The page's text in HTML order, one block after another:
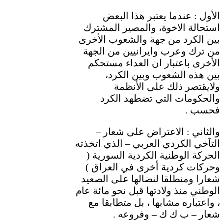
الأول : عندما يعتبر هذا البعض
استحالة الاخوة، والمصير المشترك
بين الكرد من جهة والشعوب الأخرى
من ترك وعرب وايرانيين من الجهة
الأخرى باعتبار ان العداء مستحكم
بين هذه الشعوب وبين الكرد،
ولايقتصر ذلك على الأنظمة
والحكومات التي تضطهد الكرد
فحسب .
والثاني : الاعتراض على شعار –
التآخي الكردي العربي – الذي اتخذته
الحركة الوطنية الكردية السورية (
وحركات كردية أخرى في العراق )
شعارا ومنطلقا لنضالها على الصعيد
الوطني منذ ولادتها قبل نحو مائة عام
، واعتباره مشابها ، بل متطابقا مع
شعار – ب ك ك – وفروعه .